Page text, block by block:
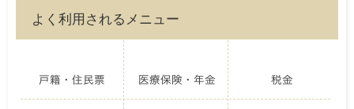
よく利用されるメニュー
戸籍・住民票 医療保険・年金 税金